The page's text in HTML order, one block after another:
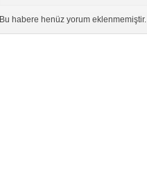
Bu habere henüz yorum eklenmemiştir.